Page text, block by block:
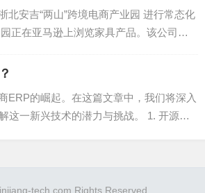
实物批次的流转进行流转，同步进行费
析，为后续的选品、营销推广和采购
安吉“两山”跨境电商产业园 进行常态化
正在亚马逊上浏览家具产品。该公司成
ERP的崛起。在这篇文章中，我们将深入
这一新兴技术的潜力与挑战。 1. 开源跨
tech.com Rights Reserved.